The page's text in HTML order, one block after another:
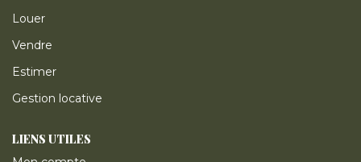
Louer
Vendre
Estimer
Gestion locative
LIENS UTILES